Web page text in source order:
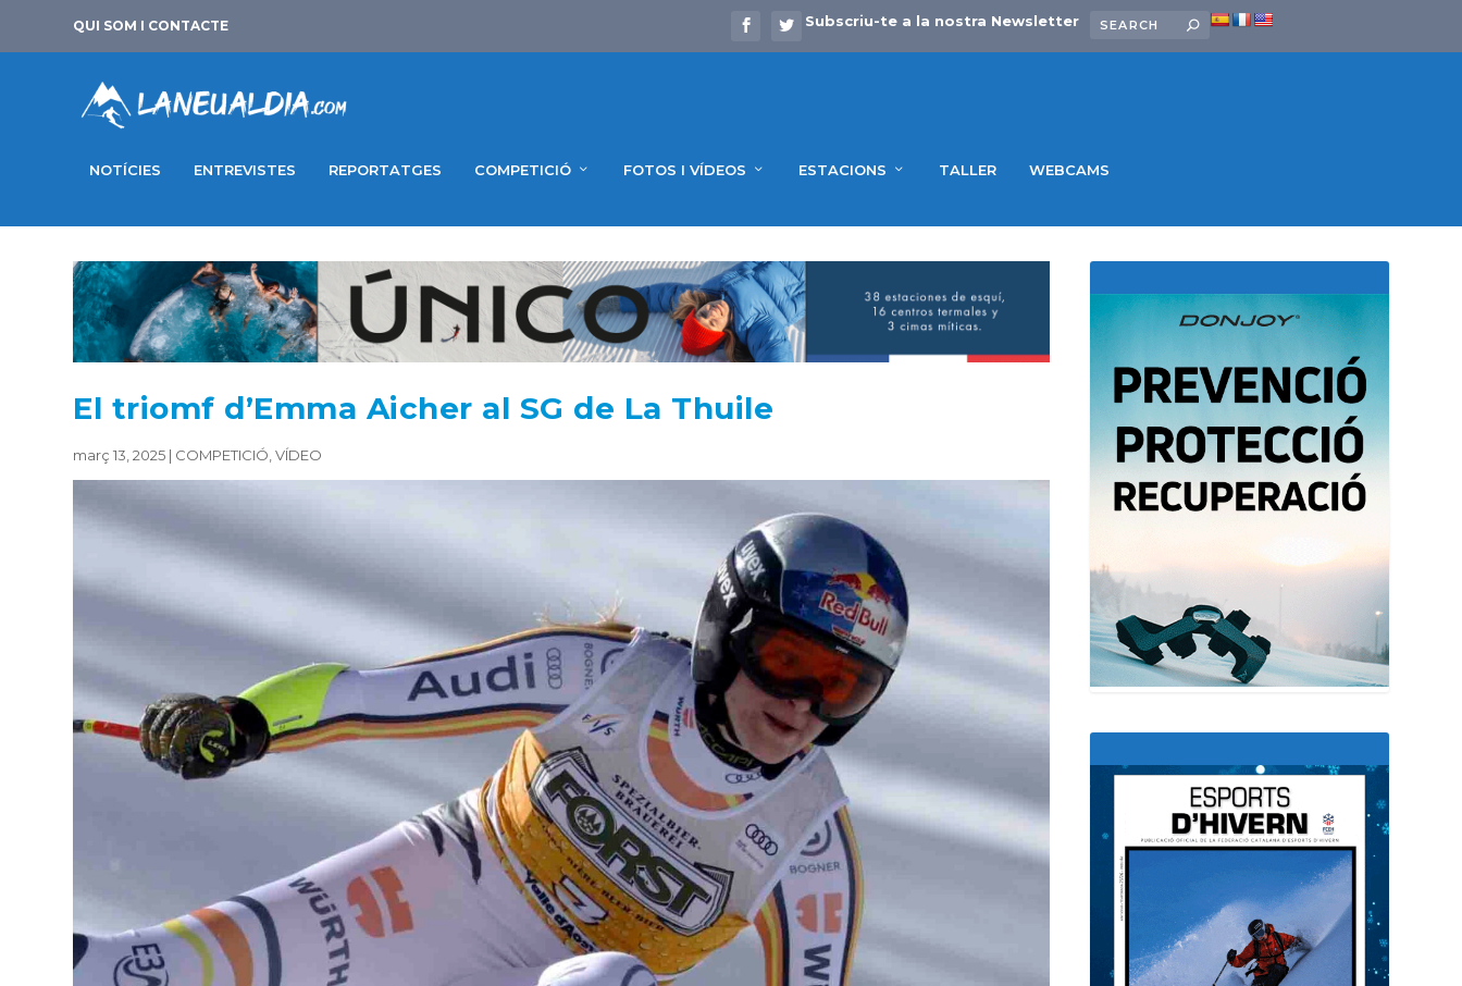
QUI SOM I CONTACTE Subscriu-te a la nostra Newsletter
NOTÍCIES ENTREVISTES REPORTATGES COMPETICIÓ FOTOS I VÍDEOS ESTACIONS TALLER WEBCAMS
El triomf d’Emma Aicher al SG de La Thuile
març 13, 2025 | COMPETICIÓ ,VÍDEO